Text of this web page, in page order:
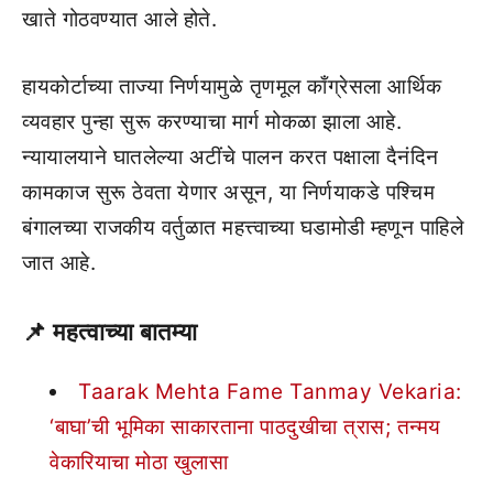
खाते गोठवण्यात आले होते.
हायकोर्टाच्या ताज्या निर्णयामुळे तृणमूल काँग्रेसला आर्थिक
व्यवहार पुन्हा सुरू करण्याचा मार्ग मोकळा झाला आहे.
न्यायालयाने घातलेल्या अटींचे पालन करत पक्षाला दैनंदिन
कामकाज सुरू ठेवता येणार असून, या निर्णयाकडे पश्चिम
बंगालच्या राजकीय वर्तुळात महत्त्वाच्या घडामोडी म्हणून पाहिले
जात आहे.
📌महत्वाच्या बातम्या
Taarak Mehta Fame Tanmay Vekaria:
‘बाघा’ची भूमिका साकारताना पाठदुखीचा त्रास; तन्मय
वेकारियाचा मोठा खुलासा